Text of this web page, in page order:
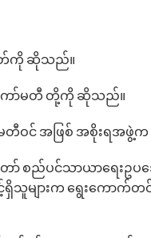
တ်ကို ဆိုသည်။
ော်မတီ တို့ကို ဆိုသည်။
ဝင် အဖြစ် အစိုးရအဖွဲ့
ာ် စည်ပင်သာယာ‌ရေးဥ
သူများက‌ ရွေးကောက်တ